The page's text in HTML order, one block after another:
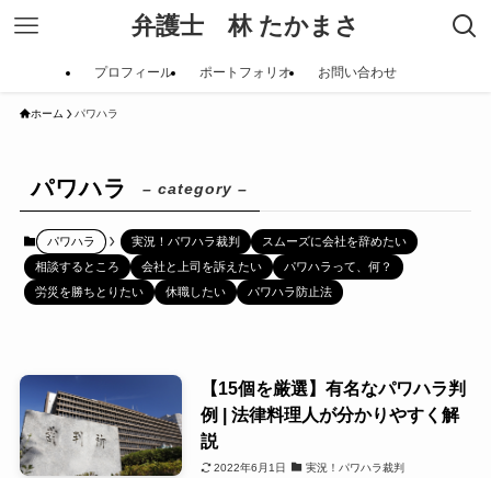
弁護士 林 たかまさ
プロフィール ポートフォリオ お問い合わせ
ホーム パワハラ
パワハラ – category –
パワハラ 実況！パワハラ裁判
スムーズに会社を辞めたい
相談するところ
会社と上司を訴えたい
パワハラって、何？
労災を勝ちとりたい
休職したい パワハラ防止法
【15個を厳選】有名なパワハラ判
例 | 法律料理人が分かりやすく解
説
2022年6月1日 実況！パワハラ裁判